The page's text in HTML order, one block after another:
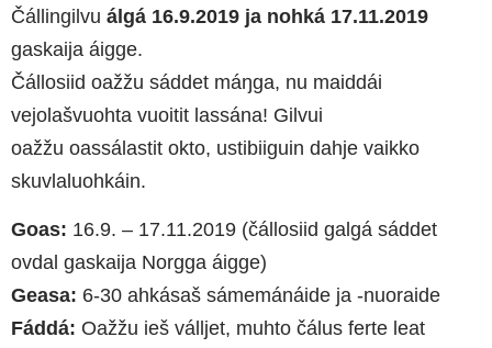
Čállingilvu álgá 16.9.2019 ja nohká 17.11.2019
gaskaija áigge.
Čállosiid oažžu sáddet máŋga, nu maiddái
vejolašvuohta vuoitit lassána! Gilvui
oažžu oassálastit okto, ustibiiguin dahje vaikko
skuvlaluohkáin.
Goas: 16.9. – 17.11.2019 (čállosiid galgá sáddet
ovdal gaskaija Norgga áigge)
Geasa: 6-30 ahkásaš sámemánáide ja -nuoraide
Fáddá: Oažžu ieš válljet, muhto čálus ferte leat